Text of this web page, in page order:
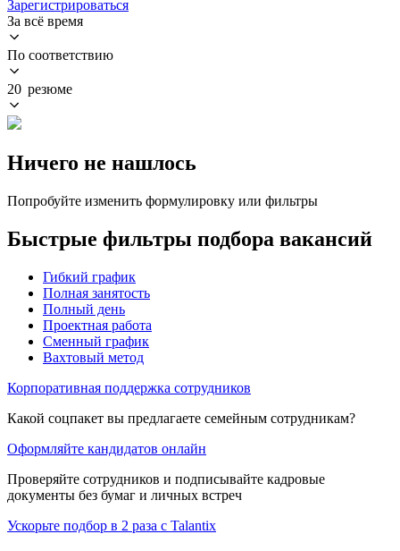
Зарегистрироваться
За всё время
По соответствию
20 резюме
Ничего не нашлось
Попробуйте изменить формулировку или фильтры
Быстрые фильтры подбора вакансий
Гибкий график
Полная занятость
Полный день
Проектная работа
Сменный график
Вахтовый метод
Корпоративная поддержка сотрудников
Какой соцпакет вы предлагаете семейным сотрудникам?
Оформляйте кандидатов онлайн
Проверяйте сотрудников и подписывайте кадровые
документы без бумаг и личных встреч
Ускорьте подбор в 2 раза с Talantix